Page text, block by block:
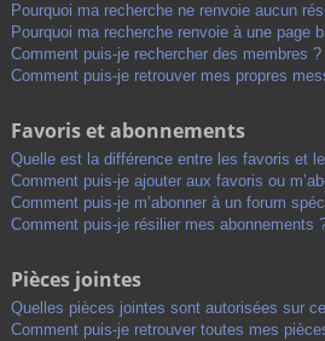
Pourquoi ma recherche ne renvoie aucun
Pourquoi ma recherche renvoie à une page
Comment puis-je rechercher des membres ?
Comment puis-je retrouver mes propres
Favoris et abonnements
Quelle est la différence entre les favoris et
Comment puis-je ajouter aux favoris ou
Comment puis-je m’abonner à un forum
Comment puis-je résilier mes abonnements
Pièces jointes
Quelles pièces jointes sont autorisées sur
Comment puis-je retrouver toutes mes